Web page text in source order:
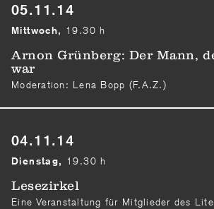
05.11.14
Mittwoch, 19.30 h
Arnon Grünberg: Der Mann,
war
Moderation: Lena Bopp (F.A.Z.)
04.11.14
Dienstag, 19.30 h
Lesezirkel
Eine Veranstaltung für Mitglieder des